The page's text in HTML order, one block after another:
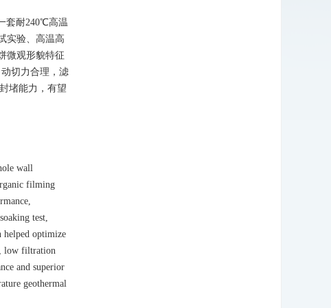
套耐240℃高温
实验、高温高
微观形貌特征
切力合理，滤
堵能力，有望
wall
filming
test,
helped optimize
low filtration
and superior
geothermal